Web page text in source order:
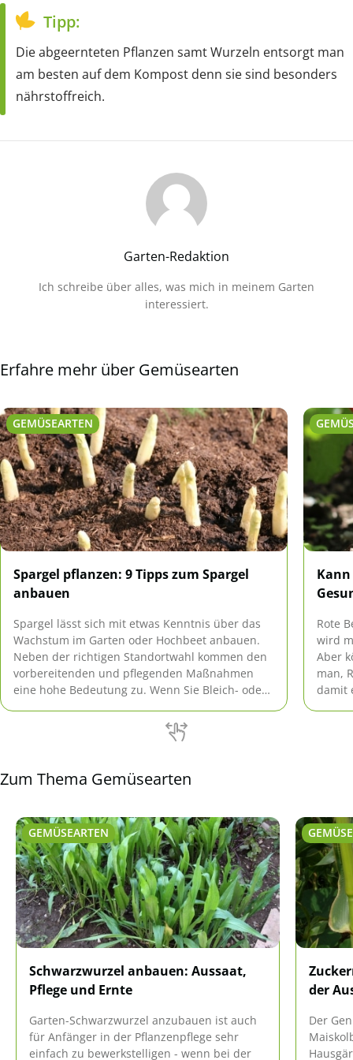
Tipp:
Die abgeernteten Pflanzen samt Wurzeln entsorgt man
am besten auf dem Kompost denn sie sind besonders
nährstoffreich.
Garten-Redaktion
Ich schreibe über alles, was mich in meinem Garten
interessiert.
Erfahre mehr über Gemüsearten
GEMÜSEARTEN
Spargel pflanzen: 9 Tipps zum Spargel
anbauen
Spargel lässt sich mit etwas Kenntnis über das
Wachstum im Garten oder Hochbeet anbauen.
Neben der richtigen Standortwahl kommen den
vorbereitenden und pflegenden Maßnahmen
eine hohe Bedeutung zu. Wenn Sie Bleich- oder
sich die Vorgehensweise geringfügig.
Rote
wird
Aber
man,
damit
Zum Thema Gemüsearten
GEMÜSEARTEN
Schwarzwurzel anbauen: Aussaat,
Pflege und Ernte
Garten-Schwarzwurzel anzubauen ist auch
für Anfänger in der Pflanzenpflege sehr
einfach zu bewerkstelligen - wenn bei der
der
Der